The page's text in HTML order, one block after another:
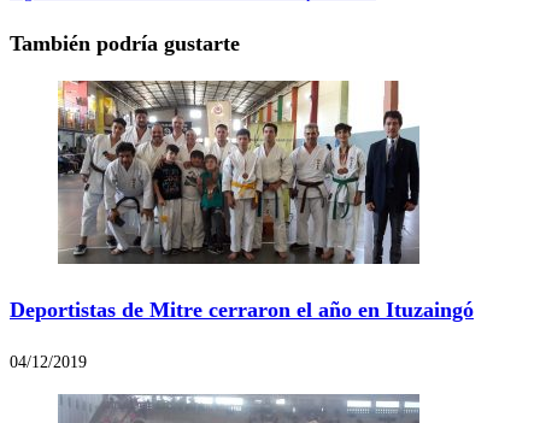
También podría gustarte
Deportistas de Mitre cerraron el año en Ituzaingó
04/12/2019